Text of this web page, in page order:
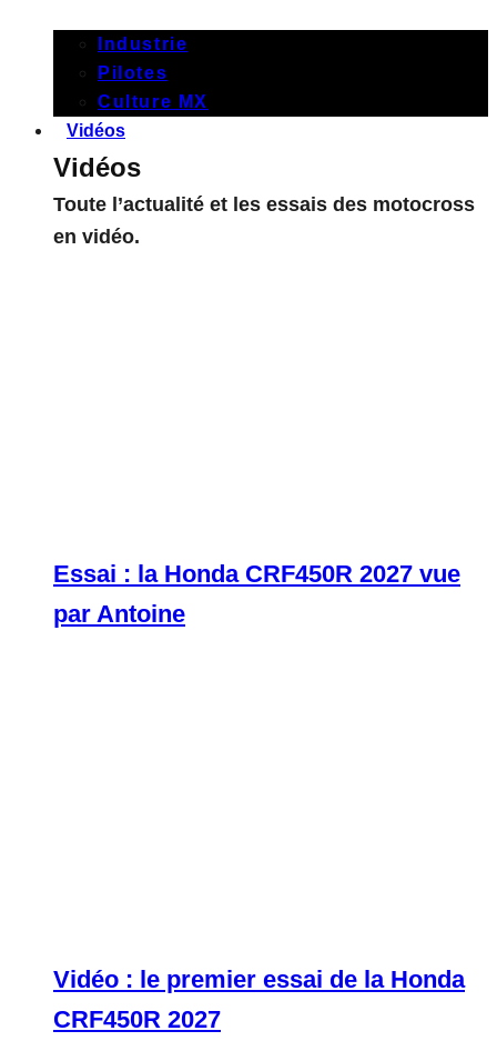
Industrie
Pilotes
Culture MX
Vidéos
Vidéos
Toute l’actualité et les essais des motocross
en vidéo.
Essai : la Honda CRF450R 2027 vue
par Antoine
Vidéo : le premier essai de la Honda
CRF450R 2027